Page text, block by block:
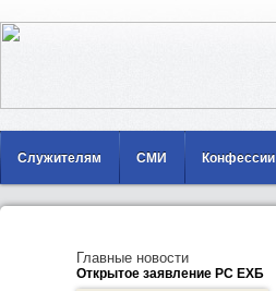
Служителям СМИ Конфессии
Главные новости
Открытое заявление РС ЕХБ